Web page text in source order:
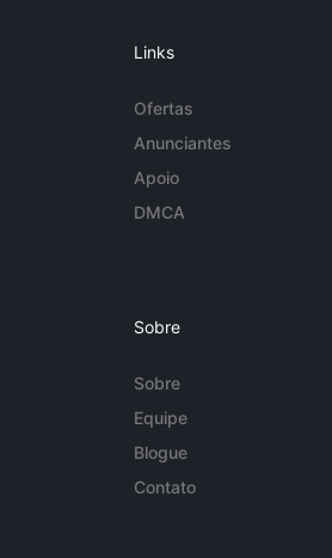
Links
Ofertas
Anunciantes
Apoio
DMCA
Sobre
Sobre
Equipe
Blogue
Contato